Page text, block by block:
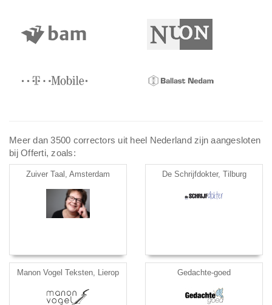
Meer dan 3500 correctors uit heel Nederland zijn aangesloten
bij Offerti, zoals:
Zuiver Taal, Amsterdam De Schrijfdokter, Tilburg
Manon Vogel Teksten, Lierop Gedachte-goed